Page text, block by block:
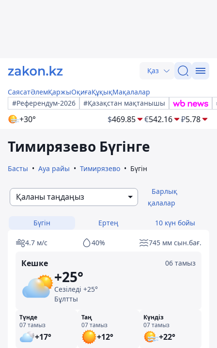
Қаз
СаясатӘлемҚаржыОқиғаҚұқықМақалалар
#Референдум-2026
#Қазақстан мақтанышы
+30° $469.85 €542.16 ₽5.78
Тимирязево Бүгінге
Басты Ауа райы Тимирязево Бүгін
Қаланы таңдаңыз
Барлық
қалалар
Бүгін Ертең 10 күн бойы
4.7 м/с 40% 745 мм сын.бағ.
Кешке 06 тамыз
+25°
Сезіледі +25°
Бұлтты
Түнде
07 тамыз
+17°
Таң
07 тамыз
+12°
Күндіз
07 тамыз
+22°